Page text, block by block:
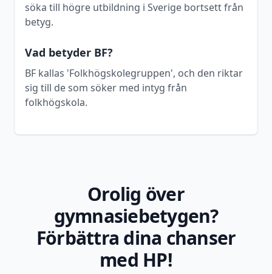
söka till högre utbildning i Sverige bortsett från
betyg.
Vad betyder BF?
BF kallas 'Folkhögskolegruppen', och den riktar
sig till de som söker med intyg från
folkhögskola.
Orolig över
gymnasiebetygen?
Förbättra dina chanser
med HP!